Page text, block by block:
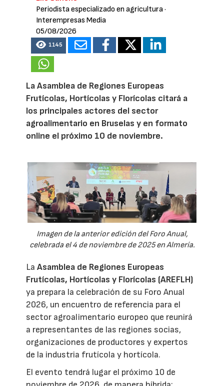
Periodista especializado en agricultura·
Interempresas Media
05/08/2026
1145
La Asamblea de Regiones Europeas
Frutícolas, Hortícolas y Florícolas citará a
los principales actores del sector
agroalimentario en Bruselas y en formato
online el próximo 10 de noviembre.
Imagen de la anterior edición del Foro Anual,
celebrada el 4 de noviembre de 2025 en Almería.
LaAsamblea de Regiones Europeas
Frutícolas, Hortícolas y Florícolas (AREFLH)
ya prepara la celebración de su Foro Anual
2026, un encuentro de referencia para el
sector agroalimentario europeo que reunirá
a representantes de las regiones socias,
organizaciones de productores y expertos
de la industria frutícola y hortícola.
El evento tendrá lugar el próximo 10 de